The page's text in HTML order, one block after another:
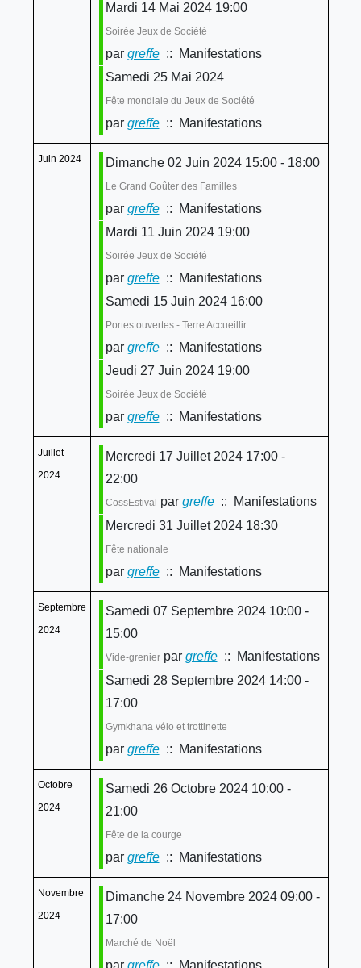
Mardi 14 Mai 2024 19:00
Soirée Jeux de Société
par greffe:: Manifestations
Samedi 25 Mai 2024
Fête mondiale du Jeux de Société
par greffe:: Manifestations
Juin 2024 Dimanche 02 Juin 2024 15:00 - 18:00
Le Grand Goûter des Familles
par greffe:: Manifestations
Mardi 11 Juin 2024 19:00
Soirée Jeux de Société
par greffe:: Manifestations
Samedi 15 Juin 2024 16:00
Portes ouvertes - Terre Accueillir
par greffe:: Manifestations
Jeudi 27 Juin 2024 19:00
Soirée Jeux de Société
par greffe:: Manifestations
Juillet
2024
Mercredi 17 Juillet 2024 17:00 -
22:00
CossEstival par greffe:: Manifestations
Mercredi 31 Juillet 2024 18:30
Fête nationale
par greffe:: Manifestations
Septembre
2024
Samedi 07 Septembre 2024 10:00 -
15:00
Vide-grenierpar greffe:: Manifestations
Samedi 28 Septembre 2024 14:00 -
17:00
Gymkhana vélo et trottinette
par greffe:: Manifestations
Octobre
2024
Samedi 26 Octobre 2024 10:00 -
21:00
Fête de la courge
par greffe:: Manifestations
Novembre
2024
Dimanche 24 Novembre 2024 09:00 -
17:00
Marché de Noël